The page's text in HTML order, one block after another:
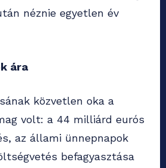
néznie egyetlen év
ára
közvetlen oka a
volt: a 44 milliárd eurós
az állami ünnepnapok
befagyasztása